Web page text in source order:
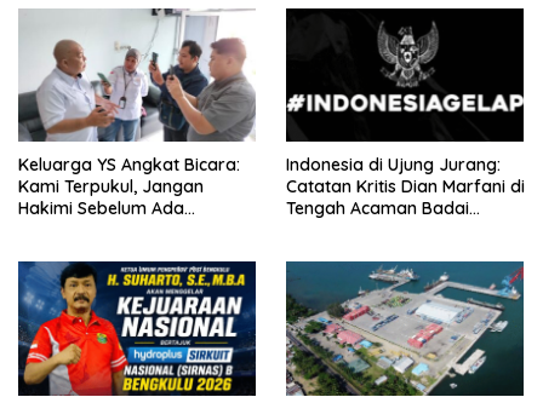
Keluarga YS Angkat Bicara:
Kami Terpukul, Jangan
Hakimi Sebelum Ada
Indonesia di Ujung Jurang:
Catatan Kritis Dian Marfani di
Tengah Acaman Badai